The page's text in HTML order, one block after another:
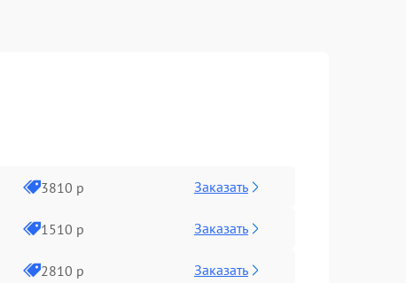
3810 р Заказать
1510 р Заказать
2810 р Заказать